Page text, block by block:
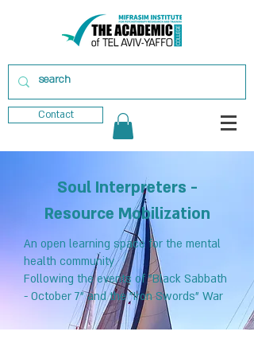
Contact
Soul Interpreters -
Resource Mobilization
An open learning space for the mental
health community
Following the events of "Black Sabbath
- October 7" and the "Iron Swords" War